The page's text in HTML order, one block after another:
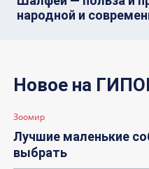
народной и
Новое на
Зоомир
Лучшие маленькие
выбрать